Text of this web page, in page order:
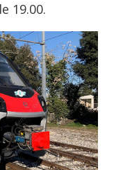
19.00.